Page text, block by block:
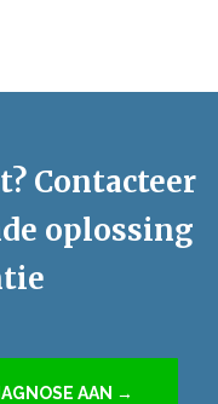
Contacteer
oplossing
AAN →